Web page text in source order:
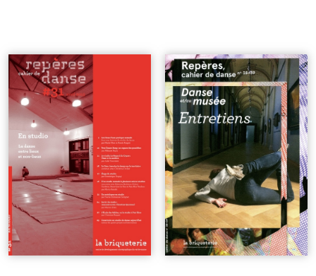
n°31 | En studio - La danse
entre lieux et non-lieux
n°38-39 | Danse et/au
musée| 12€